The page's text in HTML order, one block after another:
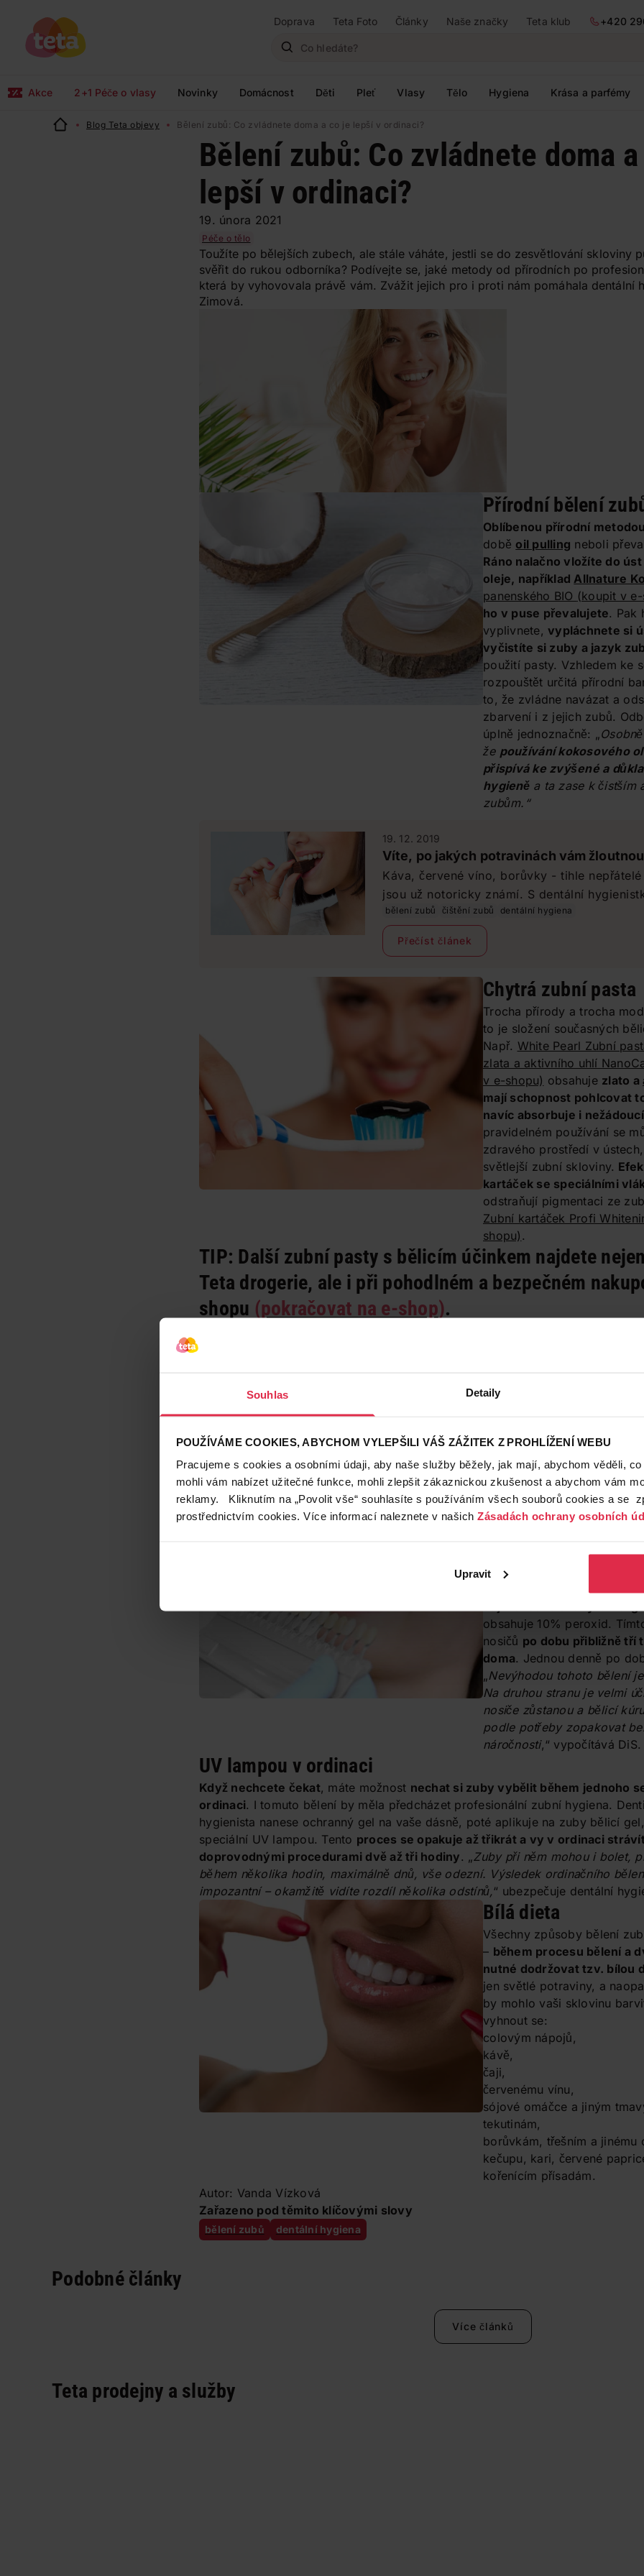
Souhlas Detaily
POUŽÍVÁME COOKIES, ABYCHOM VYLEPŠILI VÁŠ ZÁŽITEK Z PROHLÍŽENÍ WEBU
Pracujeme s cookies a osobními údaji, aby naše služby běžely, jak mají, abychom věděli,
mohli vám nabízet užitečné funkce, mohli zlepšit zákaznickou zkušenost a abychom vám
reklamy. Kliknutím na „Povolit vše“ souhlasíte s používáním všech souborů cookies a se
prostřednictvím cookies. Více informací naleznete v našich Zásadách ochrany osobních
Upravit
Doprava Teta Foto Články Naše značky Teta klub
+420
Akce 2+1 Péče o vlasy Novinky Domácnost Děti Pleť Vlasy Tělo Hygiena Krása a parfémy
Blog Teta objevy Bělení zubů: Co zvládnete doma a co je lepší v ordinaci?
Bělení zubů: Co zvládnete doma
lepší v ordinaci?
19. února 2021
Péče o tělo
Toužíte po bělejších zubech, ale stále váháte, jestli se do zesvětlování skloviny
svěřit do rukou odborníka? Podívejte se, jaké metody od přírodních po
která by vyhovovala právě vám. Zvážit jejich pro i proti nám pomáhala dentální
Zimová.
Přírodní bělení
Oblíbenou přírodní metodou
době oil pulling neboli
Ráno nalačno vložíte do
oleje, napříkladAllnature
panenského BIO (koupit v e-
ho v puse převalujete. Pak
vyplivnete, vypláchnete si
vyčistíte si zuby a jazyk
použití pasty. Vzhledem ke
rozpouštět určitá přírodní
to, že zvládne navázat a
zbarvení i z jejich zubů.
úplně jednoznačně: „
že používání kokosového
přispívá ke zvýšené a
hygieněa ta zase k čistším
zubům.“
19. 12. 2019
Víte, po jakých potravinách vám
Káva, červené víno, borůvky - tihle
jsou už notoricky známí. S dentální hygienistkou jsme zapátrali
po těch potravinách, které vám možná
neškodní. Na co ve své spíži si tedy máte
zuby nežloutly?
bělení zubů čištění zubů dentální hygiena
Přečíst článek
Chytrá zubní pasta
Trocha přírody a trocha
to je složení současných
Např. White Pearl Zubní
zlata a aktivního uhlí
v e-shopu) obsahuje zlato a
mají schopnost pohlcovat
navíc absorbuje i
pravidelném používání se
zdravého prostředí v
světlejší zubní skloviny.
kartáček se speciálními
odstraňují pigmentaci ze
Zubní kartáček Profi
shopu) .
TIP: Další zubní pasty s bělicím účinkem najdete
Teta drogerie, ale i při pohodlném a bezpečném
shopu (pokračovat na e-shop).
, které
během čištění bělicími pudry na zuby nesmíte tlačit, abyste si abrazivními
Tip redakce:
Pro vyčištění a prosvětlení zubní skloviny vyzkoušejte třebaEvadent Bělicí
v e-shopu). Může nahradit i zubní pastu a osvěží váš dech.
Profi bělení na
...začíná v zubní ordinaci.
zubní kámen a další
zubního lékaře vám zhotoví
silikonové
obsahuje 10% peroxid.
nosičů po dobu přibližně tří
doma. Jednou denně po
„Nevýhodou tohoto bělení
Na druhou stranu je velmi
nosiče zůstanou a bělicí
podle potřeby zopakovat
náročnosti,“ vypočítává
UV lampou v ordinaci
Když nechcete čekat, máte možnost nechat si zuby vybělit během jednoho
ordinaci. I tomuto bělení by měla předcházet profesionální zubní hygiena.
hygienista nanese ochranný gel na vaše dásně, poté aplikuje na zuby bělicí
speciální UV lampou. Tento proces se opakuje až třikrát a vy v ordinaci
doprovodnými procedurami dvě až tři hodiny. „Zuby při něm mohou i bolet,
během několika hodin, maximálně dnů, vše odezní. Výsledek ordinačního
impozantní – okamžitě vidíte rozdíl několika odstínů,“ ubezpečuje dentální
Bílá dieta
Všechny způsoby bělení
– během procesu bělení a
nutné dodržovat tzv. bílou
jen světlé potraviny, a
by mohlo vaši sklovinu
vyhnout se:
colovým nápojů,
kávě,
čaji,
červenému vínu,
sójové omáčce a jiným
tekutinám,
borůvkám, třešním a jinému
kečupu, kari, červené
kořenícím přísadám.
Autor: Vanda Vízková
Zařazeno pod těmito klíčovými slovy
bělení zubů dentální hygiena
Podobné články
Více článků
Teta prodejny a služby